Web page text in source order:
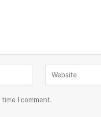
I comment.